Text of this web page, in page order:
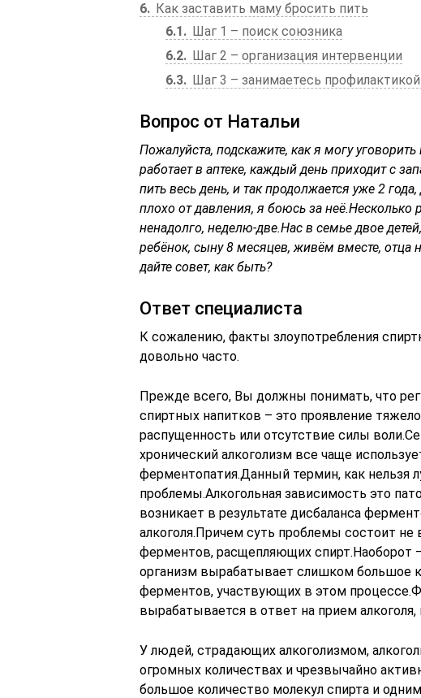
6
Как заставить маму бросить пить
6.1
Шаг 1 – поиск союзника
6.2
Шаг 2 – организация интервенции
6.3
Шаг 3 – занимаетесь
Вопрос от Натальи
Пожалуйста, подскажите, как я могу
работает в аптеке, каждый день приходит с
пить весь день, и так продолжается уже 2
плохо от давления, я боюсь за неё.Несколько
ненадолго, неделю-две.Нас в семье двое
ребёнок, сыну 8 месяцев, живём вместе, отца
дайте совет, как быть?
Ответ специалиста
К сожалению, факты злоупотребления
довольно часто.
Прежде всего, Вы должны понимать, что
спиртных напитков – это проявление
распущенность или отсутствие силы
хронический алкоголизм все чаще
ферментопатия.Данный термин, как нельзя
проблемы.Алкогольная зависимость это
возникает в результате дисбаланса
алкоголя.Причем суть проблемы состоит
ферментов, расщепляющих спирт.Наоборот
организм вырабатывает слишком большое
ферментов, участвующих в этом
вырабатывается в ответ на прием алкоголя,
У людей, страдающих алкоголизмом,
огромных количествах и чрезвычайно
большое количество молекул спирта и